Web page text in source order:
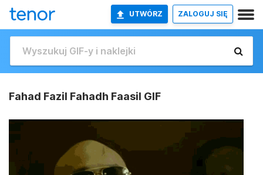
UTWÓRZ ZALOGUJ SIĘ
Fahad Fazil Fahadh Faasil GIF